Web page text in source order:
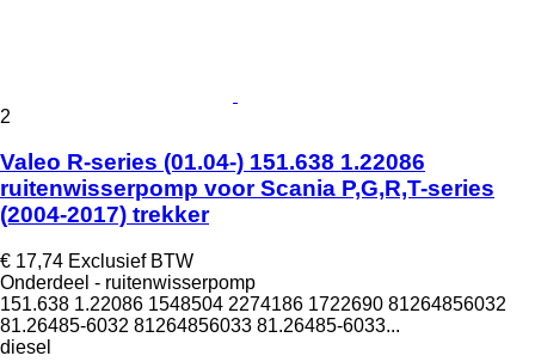
2
Valeo R-series (01.04-) 151.638 1.22086
ruitenwisserpomp voor Scania P,G,R,T-series
(2004-2017) trekker
€ 17,74 Exclusief BTW
Onderdeel - ruitenwisserpomp
151.638 1.22086 1548504 2274186 1722690 81264856032
81.26485-6032 81264856033 81.26485-6033...
diesel